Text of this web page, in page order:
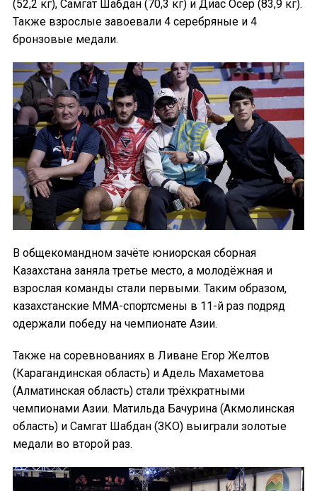
(52,2 кг), Самгат Шабдан (70,3 кг) и Диас Осер (83,9 кг).
Также взрослые завоевали 4 серебряные и 4
бронзовые медали.
В общекомандном зачёте юниорская сборная
Казахстана заняла третье место, а молодёжная и
взрослая команды стали первыми. Таким образом,
казахстанские ММА-спортсмены в 11-й раз подряд
одержали победу на чемпионате Азии.
Также на соревнованиях в Ливане Егор Желтов
(Карагандинская область) и Адель Махаметова
(Алматинская область) стали трёхкратными
чемпионами Азии. Матильда Бачурина (Акмолинская
область) и Самгат Шабдан (ЗКО) выиграли золотые
медали во второй раз.